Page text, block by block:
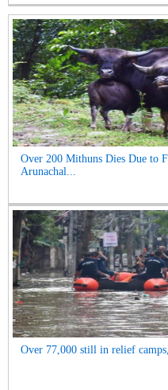
Over 200 Mithuns Dies Due to
Arunachal...
Over 77,000 still in relief